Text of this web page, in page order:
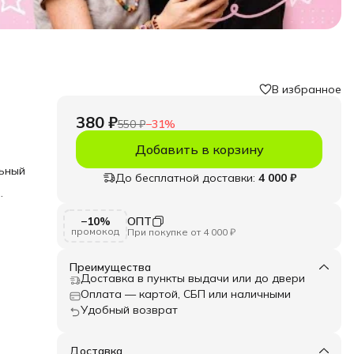
В избранное
380 ₽550 ₽−31%
Добавить в корзину
До бесплатной доставки: 4 000 ₽
−10%
промокод
ОПТ
При покупке от 4 000 ₽
Преимущества
Доставка в пункты выдачи или до двери
Оплата — картой, СБП или наличными
Удобный возврат
Доставка